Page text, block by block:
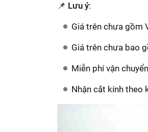
📌 Lưu ý:
Giá trên chưa gồm
Giá trên chưa bao
Miễn phí vận
Nhận cắt kính theo